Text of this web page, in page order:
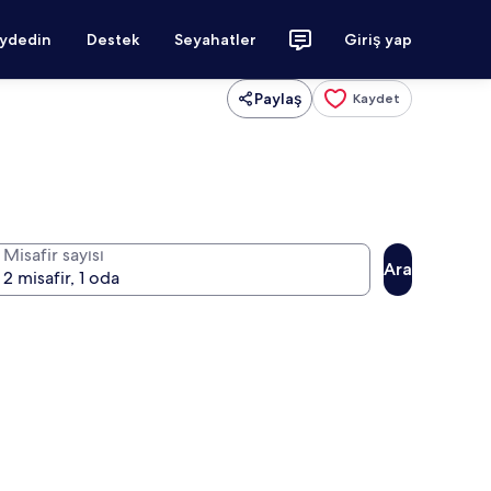
Destek Seyahatler Giriş yap
Paylaş Kaydet
Misafir sayısı
Ara